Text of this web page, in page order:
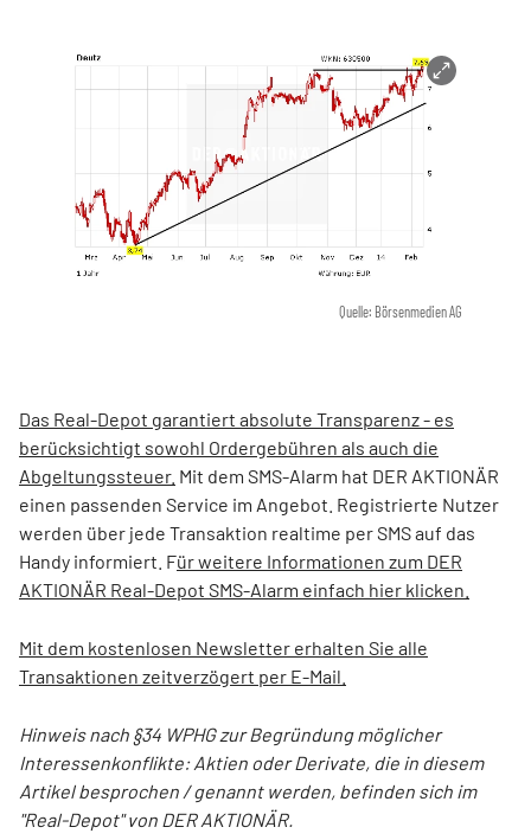
Quelle: Börsenmedien AG
Das Real-Depot garantiert absolute Transparenz - es
berücksichtigt sowohl Ordergebühren als auch die
Abgeltungssteuer. Mit dem SMS-Alarm hat DER AKTIONÄR
einen passenden Service im Angebot. Registrierte Nutzer
werden über jede Transaktion realtime per SMS auf das
Handy informiert. Für weitere Informationen zum DER
AKTIONÄR Real-Depot SMS-Alarm einfach hier klicken.
Mit dem kostenlosen Newsletter erhalten Sie alle
Transaktionen zeitverzögert per E-Mail.
Hinweis nach §34 WPHG zur Begründung möglicher
Interessenkonflikte: Aktien oder Derivate, die in diesem
Artikel besprochen / genannt werden, befinden sich im
"Real-Depot" von DER AKTIONÄR.